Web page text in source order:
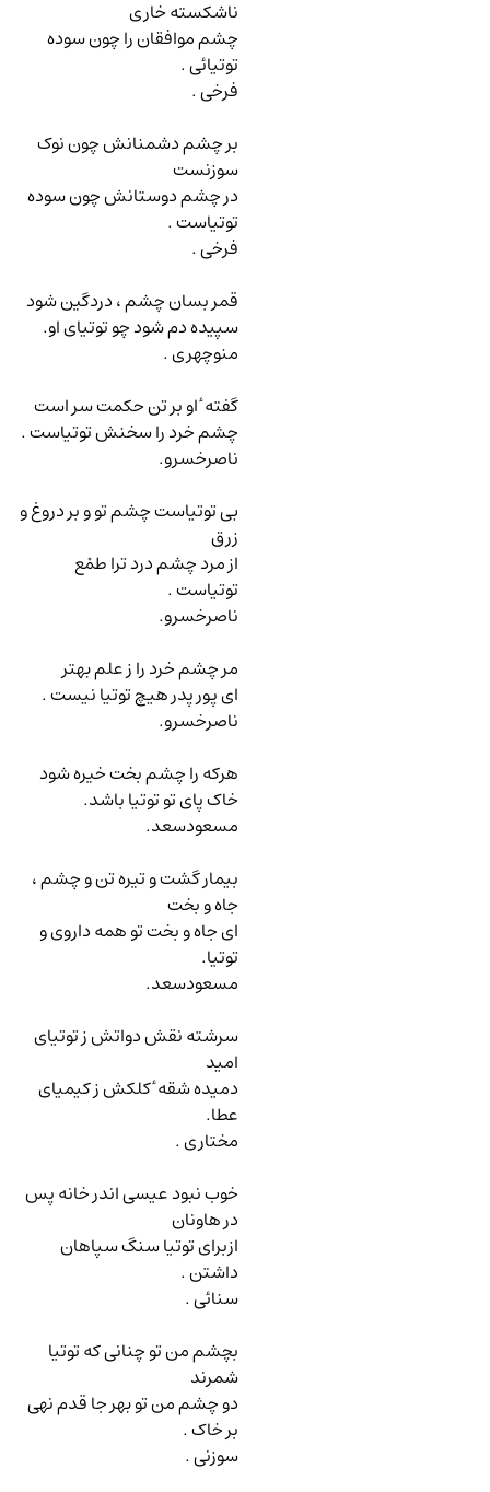
ناشکسته خاری
چشم موافقان را چون سوده
توتیائی .
فرخی .
بر چشم دشمنانش چون نوک
سوزنست
در چشم دوستانش چون سوده
توتیاست .
فرخی .
قمر بسان چشم ، دردگین شود
سپیده دم شود چو توتیای او.
منوچهری .
گفته ٔ او بر تن حکمت سر است
چشم خرد را سخنش توتیاست .
ناصرخسرو.
بی توتیاست چشم تو و بر دروغ و
زرق
از مرد چشم درد ترا طمْع
توتیاست .
ناصرخسرو.
مر چشم خرد را ز علم بهتر
ای پور پدر هیچ توتیا نیست .
ناصرخسرو.
هرکه را چشم بخت خیره شود
خاک پای تو توتیا باشد.
مسعودسعد.
بیمار گشت و تیره تن و چشم ،
جاه و بخت
ای جاه و بخت تو همه داروی و
توتیا.
مسعودسعد.
سرشته نقش دواتش ز توتیای
امید
دمیده شقه ٔ کلکش ز کیمیای
عطا.
مختاری .
خوب نبود عیسی اندر خانه پس
در هاونان
ازبرای توتیا سنگ سپاهان
داشتن .
سنائی .
بچشم من تو چنانی که توتیا
شمرند
دو چشم من تو بهر جا قدم نهی
بر خاک .
سوزنی .